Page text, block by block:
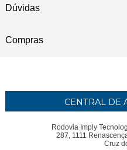
Dúvidas
Compras
CENTRAL DE
Rodovia Imply
287, 1111
Cruz